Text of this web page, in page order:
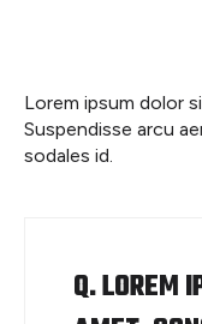
Lorem ipsum dolor
Suspendisse arcu
sodales id.
Q. LOREM